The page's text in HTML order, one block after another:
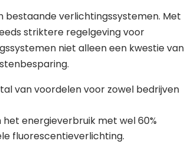
bestaande verlichtingssystemen. Met
striktere regelgeving voor
niet alleen een kwestie van
van voordelen voor zowel bedrijven
energieverbruik met wel 60%
fluorescentieverlichting.